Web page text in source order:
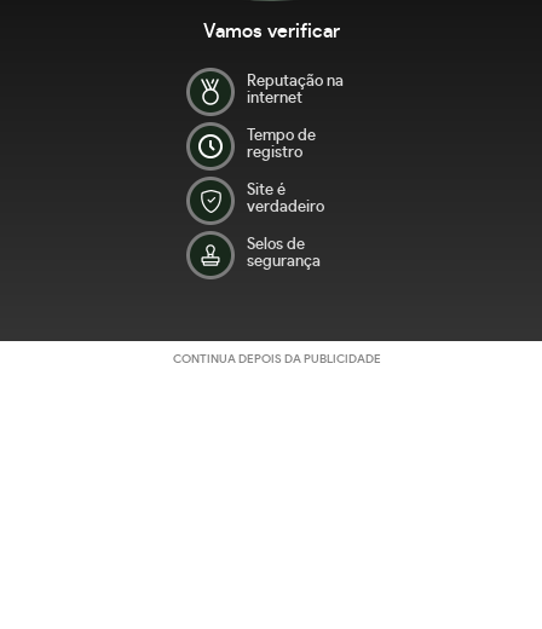
Vamos verificar
Reputação na
internet
Tempo de
registro
Site é
verdadeiro
Selos de
segurança
CONTINUA DEPOIS DA PUBLICIDADE